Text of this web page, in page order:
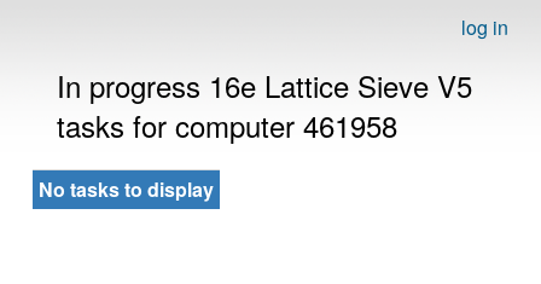
log in
In progress 16e Lattice Sieve V5
tasks for computer 461958
No tasks to display